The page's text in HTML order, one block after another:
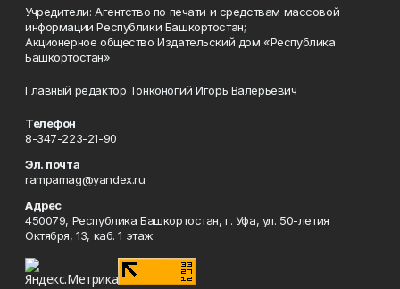
Учредители: Агентство по печати и средствам массовой
информации Республики Башкортостан;
Акционерное общество Издательский дом «Республика
Башкортостан»
Главный редактор Тонконогий Игорь Валерьевич
Телефон
8-347-223-21-90
Эл. почта
rampamag@yandex.ru
Адрес
450079, Республика Башкортостан, г. Уфа, ул. 50-летия
Октября, 13, каб. 1 этаж